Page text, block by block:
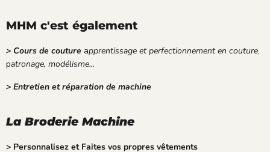
MHM c'est également
> Cours de couture apprentissage et perfectionnement en couture,
patronage, modélisme...
> Entretien et réparation de machine
La Broderie Machine
> Personnalisez et Faites vos propres vêtements